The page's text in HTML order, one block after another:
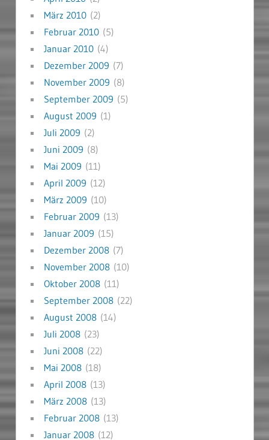
März 2010(2)
Februar 2010(5)
Januar 2010(4)
Dezember 2009 (7)
November 2009 (8)
September 2009 (5)
August 2009 (1)
Juli 2009 (2)
Juni 2009 (8)
Mai 2009 (11)
April 2009 (12)
März 2009 (10)
Februar 2009 (13)
Januar 2009 (15)
Dezember 2008(7)
November 2008(10)
Oktober 2008(11)
September 2008(22)
August 2008(14)
Juli 2008(23)
Juni 2008(22)
Mai 2008(18)
April 2008(13)
März 2008(13)
Februar 2008(13)
Januar 2008(12)